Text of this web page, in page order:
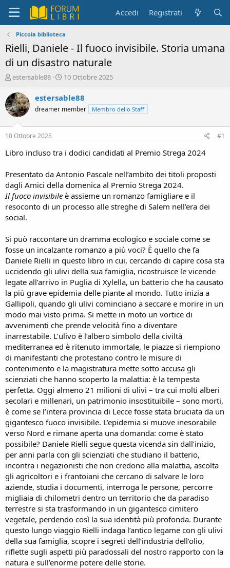
Accedi Registrati
Piccola biblioteca
Rielli, Daniele - Il fuoco invisibile. Storia umana
di un disastro naturale
C
e
a
t
e
D
c
u
s
s
i
e
estersable88
D
t
d
o
10 Ottobre 2025
estersable88
dreamer member Membro dello Staff
10 Ottobre 2025 #1
Libro incluso tra i dodici candidati al Premio Strega 2024
Presentato da Antonio Pascale nell’ambito dei titoli proposti
dagli Amici della domenica al Premio Strega 2024.
Il fuoco invisibile è assieme un romanzo famigliare e il
resoconto di un processo alle streghe di Salem nell’era dei
social.
Si può raccontare un dramma ecologico e sociale come se
fosse un incalzante romanzo a più voci? È quello che fa
Daniele Rielli in questo libro in cui, cercando di capire cosa sta
uccidendo gli ulivi della sua famiglia, ricostruisce le vicende
legate all’arrivo in Puglia di Xylella, un batterio che ha causato
la più grave epidemia delle piante al mondo. Tutto inizia a
Gallipoli, quando gli ulivi cominciano a seccare e morire in un
modo mai visto prima. Si mette in moto un vortice di
avvenimenti che prende velocità fino a diventare
inarrestabile. L’ulivo è l’albero simbolo della civiltà
mediterranea ed è ritenuto immortale, le piazze si riempiono
di manifestanti che protestano contro le misure di
contenimento e la magistratura mette sotto accusa gli
scienziati che hanno scoperto la malattia: è la tempesta
perfetta. Oggi almeno 21 milioni di ulivi – tra cui molti alberi
secolari e millenari, un patrimonio insostituibile – sono morti,
è come se l’intera provincia di Lecce fosse stata bruciata da un
gigantesco fuoco invisibile. L’epidemia si muove inesorabile
verso Nord e rimane aperta una domanda: come è stato
possibile? Daniele Rielli segue questa vicenda sin dall’inizio,
per anni parla con gli scienziati che studiano il batterio,
incontra i negazionisti che non credono alla malattia, ascolta
gli agricoltori e i frantoiani che cercano di salvare le loro
aziende, studia i documenti, interroga le persone, percorre
migliaia di chilometri dentro un territorio che da paradiso
terrestre si sta trasformando in un gigantesco cimitero
vegetale, perdendo così la sua identità più profonda. Durante
questo lungo viaggio Rielli indaga l’antico legame con gli ulivi
della sua famiglia, scopre i segreti dell’industria dell’olio,
riflette sugli aspetti più paradossali del nostro rapporto con la
natura e sull’enorme potere delle storie.